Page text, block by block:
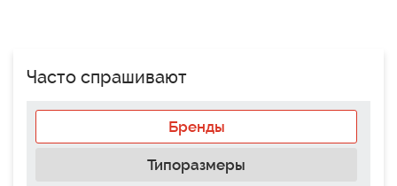
Часто спрашивают
Бренды
Типоразмеры